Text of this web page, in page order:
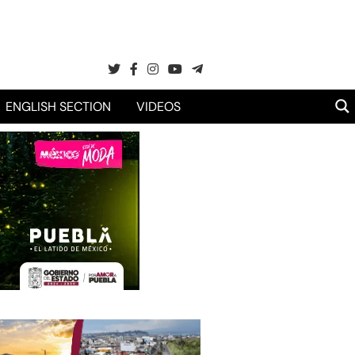
ENGLISH SECTION VIDEOS